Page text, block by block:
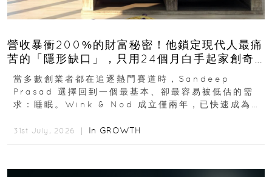
營收暴衝200%的財富秘密！他鎖定現代人最痛
苦的「隱形缺口」，只用24個月白手起家創奇
蹟
當多數創業者都在追逐熱門賽道時，Sandeep
Prasad 選擇回到一個最基本、卻最容易被低估的需
求：睡眠。Wink & Nod 成立僅兩年，已快速成為印
31st July, 2026 ｜ In GROWTH